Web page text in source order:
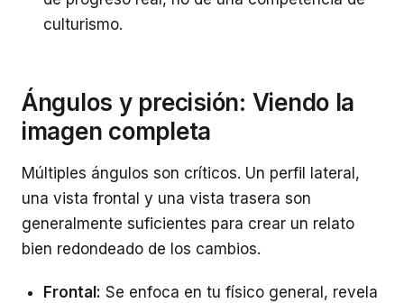
culturismo.
Ángulos y precisión: Viendo la
imagen completa
Múltiples ángulos son críticos. Un perfil lateral,
una vista frontal y una vista trasera son
generalmente suficientes para crear un relato
bien redondeado de los cambios.
Frontal: Se enfoca en tu físico general, revela